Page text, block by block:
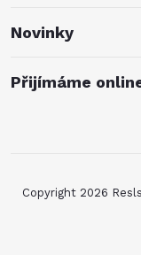
Novinky
Přijímáme
Copyright 2026